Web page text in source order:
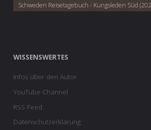
Schweden Reisetagebuch - Kungsleden Süd
WISSENSWERTES
Infos über den Autor
YouTube Channel
RSS Feed
Datenschutzerklärung